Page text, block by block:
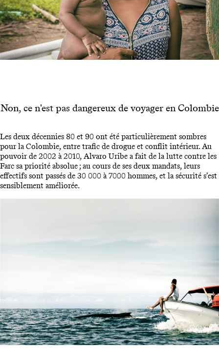
Non, ce n'est pas dangereux de voyager en Colombie
Les deux décennies 80 et 90 ont été particulièrement sombres
pour la Colombie, entre trafic de drogue et conflit intérieur. Au
pouvoir de 2002 à 2010, Alvaro Uribe a fait de la lutte contre les
Farc sa priorité absolue ; au cours de ses deux mandats, leurs
effectifs sont passés de 30 000 à 7000 hommes, et la sécurité s’est
sensiblement améliorée.